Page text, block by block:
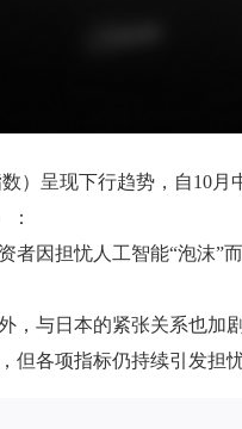
）呈现下行趋势，自10月
：
因担忧人工智能“泡沫”
与日本的紧张关系也加剧
各项指标仍持续引发担忧